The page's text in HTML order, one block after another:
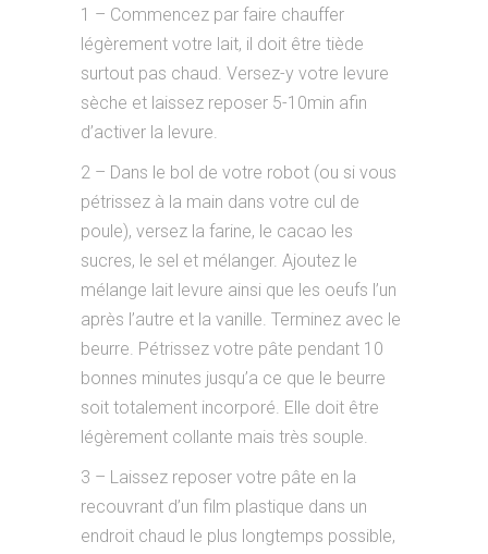
1 – Commencez par faire chauffer
légèrement votre lait, il doit être tiède
surtout pas chaud. Versez-y votre levure
sèche et laissez reposer 5-10min afin
d’activer la levure.
2 – Dans le bol de votre robot (ou si vous
pétrissez à la main dans votre cul de
poule), versez la farine, le cacao les
sucres, le sel et mélanger. Ajoutez le
mélange lait levure ainsi que les oeufs l’un
après l’autre et la vanille. Terminez avec le
beurre. Pétrissez votre pâte pendant 10
bonnes minutes jusqu’a ce que le beurre
soit totalement incorporé. Elle doit être
légèrement collante mais très souple.
3 – Laissez reposer votre pâte en la
recouvrant d’un film plastique dans un
endroit chaud le plus longtemps possible,